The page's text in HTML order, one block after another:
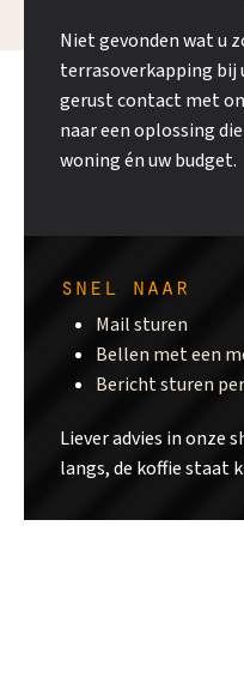
Niet gevonden wat u
terrasoverkapping bij
gerust contact met
naar een oplossing
woning én uw budget.
snel naar
Mail sturen
Bellen met een
Bericht sturen
Liever advies in onze
langs, de koffie staat